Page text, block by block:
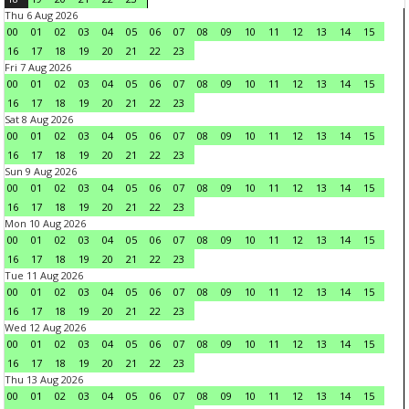
Thu 6 Aug 2026
00
01 02 03 04 05 06 07 08 09 10 11 12 13 14
15
16
17 18 19 20 21 22
23
Fri 7 Aug 2026
00
01 02 03 04 05 06 07 08 09 10 11 12 13 14
15
16
17 18 19 20 21 22
23
Sat 8 Aug 2026
00
01 02 03 04 05 06 07 08 09 10 11 12 13 14
15
16
17 18 19 20 21 22
23
Sun 9 Aug 2026
00
01 02 03 04 05 06 07 08 09 10 11 12 13 14
15
16
17 18 19 20 21 22
23
Mon 10 Aug 2026
00
01 02 03 04 05 06 07 08 09 10 11 12 13 14
15
16
17 18 19 20 21 22
23
Tue 11 Aug 2026
00
01 02 03 04 05 06 07 08 09 10 11 12 13 14
15
16
17 18 19 20 21 22
23
Wed 12 Aug 2026
00
01 02 03 04 05 06 07 08 09 10 11 12 13 14
15
16
17 18 19 20 21 22
23
Thu 13 Aug 2026
00
01 02 03 04 05 06 07 08 09 10 11 12 13 14
15